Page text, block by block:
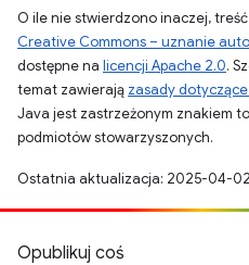
O ile nie stwierdzono inaczej,
Creative Commons – uznanie
dostępne na licencji Apache 2.0.
temat zawierają zasady
Java jest zastrzeżonym znakiem
podmiotów stowarzyszonych.
Ostatnia aktualizacja: 2025-04-02
Opublikuj coś